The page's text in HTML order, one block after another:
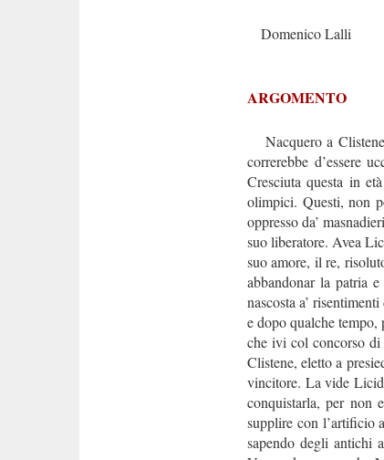
Domenico Lalli
ARGOMENTO
Nacquero a
correrebbe d’essere
Cresciuta questa in
olimpici. Questi, non
oppresso da’
suo liberatore. Avea
suo amore, il re,
abbandonar la patria
nascosta a’
e dopo qualche
che ivi col concorso
Clistene, eletto a
vincitore. La vide
conquistarla, per non
supplire con l’artificio
sapendo degli antichi